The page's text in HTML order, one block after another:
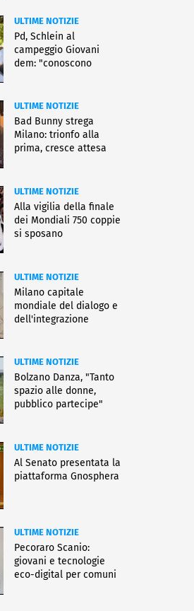
ULTIME NOTIZIE
Pd, Schlein al
campeggio Giovani
dem: "conoscono
ULTIME NOTIZIE
Bad Bunny strega
Milano: trionfo alla
prima, cresce attesa
ULTIME NOTIZIE
Alla vigilia della finale
dei Mondiali 750 coppie
si sposano
ULTIME NOTIZIE
Milano capitale
mondiale del dialogo e
dell'integrazione
ULTIME NOTIZIE
Bolzano Danza, "Tanto
spazio alle donne,
pubblico partecipe"
ULTIME NOTIZIE
Al Senato presentata la
piattaforma Gnosphera
ULTIME NOTIZIE
Pecoraro Scanio:
giovani e tecnologie
eco-digital per comuni